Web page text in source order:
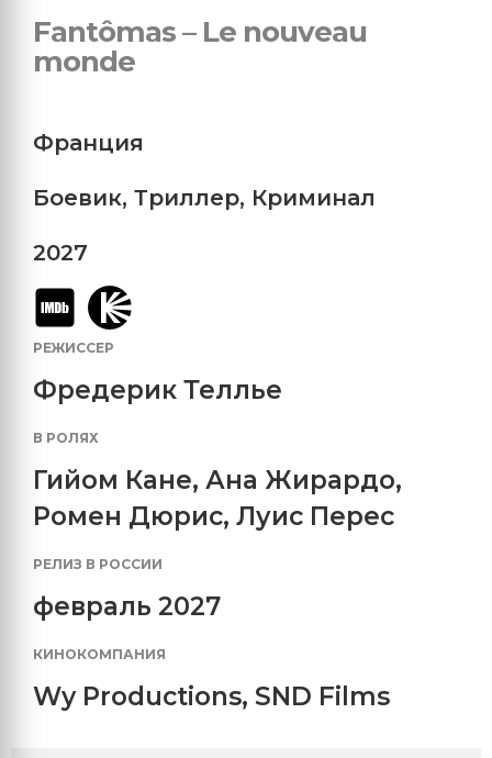
Fantômas – Le nouveau
monde
Франция
Боевик, Триллер, Криминал
2027
РЕЖИССЕР
Фредерик Теллье
В РОЛЯХ
Гийом Кане, Ана Жирардо,
Ромен Дюрис, Луис Перес
РЕЛИЗ В РОССИИ
февраль 2027
КИНОКОМПАНИЯ
Wy Productions, SND Films